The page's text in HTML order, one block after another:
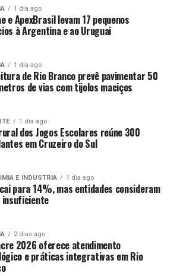
1 dia ago
e ApexBrasil levam 17 pequenos
à Argentina e ao Uruguai
1 dia ago
de Rio Branco prevê pavimentar 50
de vias com tijolos maciços
1 dia ago
dos Jogos Escolares reúne 300
em Cruzeiro do Sul
E INDUSTRIA 1 dia ago
para 14%, mas entidades consideram
2 dias ago
2026 oferece atendimento
e práticas integrativas em Rio